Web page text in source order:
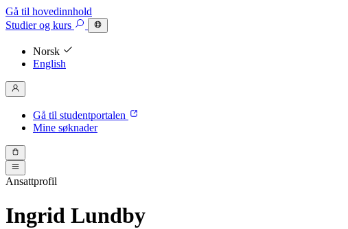
Gå til hovedinnhold
Studierog kurs
Norsk
English
Gå til studentportalen
Mine søknader
Ansattprofil
Ingrid Lundby